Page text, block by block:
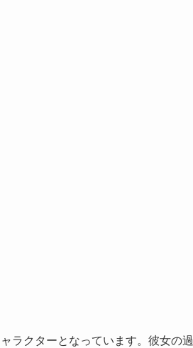
ラクターとなっています。彼女の過